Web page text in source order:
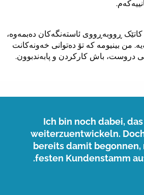
کاتێک ڕووبەڕووی ئاستەنگەکان دەبمەوە،
من بینیومە کە تۆ دەتوانی خەونەکانت
دروست، باش کارکردن و پابەندبوون.
Ich bin noch dabei,
weiterzuentwickeln.
bereits damit begonnen,
festen Kundenstamm